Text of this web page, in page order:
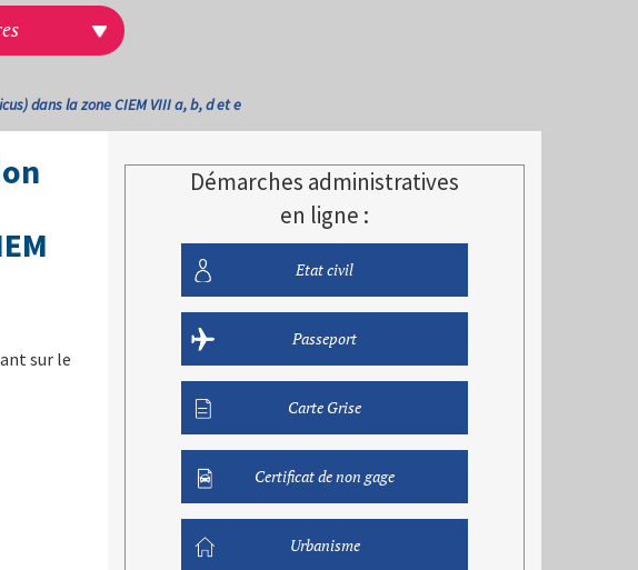
dans la zone CIEM VIII a, b, d et e
sur le
Démarches administratives
en ligne :
Etat civil
Passeport
Carte Grise
Certificat de non gage
Urbanisme